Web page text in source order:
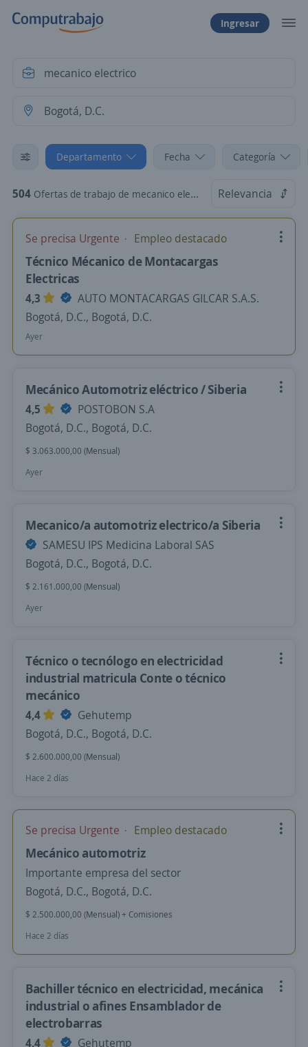
Ingresar
Departamento Fecha Categoría
504 Ofertas de trabajo de mecanico electrico en Bogotá, D.C. Relevancia
Se precisa Urgente Empleo destacado
Técnico Mécanico de Montacargas
Electricas
4,3
AUTO MONTACARGAS GILCAR S.A.S.
Bogotá, D.C., Bogotá, D.C.
Ayer
Mecánico Automotriz eléctrico / Siberia
4,5
POSTOBON S.A
Bogotá, D.C., Bogotá, D.C.
$ 3.063.000,00 (Mensual)
Ayer
Mecanico/a automotriz electrico/a Siberia
SAMESU IPS Medicina Laboral SAS
Bogotá, D.C., Bogotá, D.C.
$ 2.161.000,00 (Mensual)
Ayer
Técnico o tecnólogo en electricidad
industrial matricula Conte o técnico
mecánico
4,4
Gehutemp
Bogotá, D.C., Bogotá, D.C.
$ 2.600.000,00 (Mensual)
Hace 2 días
Se precisa Urgente Empleo destacado
Mecánico automotriz
Importante empresa del sector
Bogotá, D.C., Bogotá, D.C.
$ 2.500.000,00 (Mensual) + Comisiones
Hace 2 días
Bachiller técnico en electricidad, mecánica
industrial o afines Ensamblador de
electrobarras
4,4
Gehutemp